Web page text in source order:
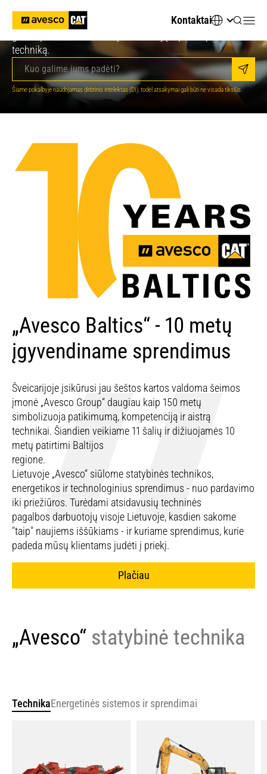
Kontaktai
Klauskite „Avesco DI“ – tai virtualus konsultantas, kuris
techniką.
Jūsų skaitmeninis AI patarėjas
Siųsti
Šiame pokalbyje naudojamas dirbtinis intelektas (DI), todėl atsakymai gali būti ne visada tikslūs.
„Avesco Baltics“ - 10 metų
įgyvendiname sprendimus
Šveicarijoje įsikūrusi jau šeštos kartos valdoma šeimos
įmonė „Avesco Group“ daugiau kaip 150 metų
simbolizuoja patikimumą, kompetenciją ir aistrą
technikai. Šiandien veikiame 11 šalių ir dižiuojamės 10
metų patirtimi Baltijos
regione.
Lietuvoje „Avesco“ siūlome statybinės technikos,
energetikos ir technologinius sprendimus - nuo pardavimo
iki priežiūros. Turėdami atsidavusių techninės
pagalbos darbuotojų visoje Lietuvoje, kasdien sakome
"taip" naujiems iššūkiams - ir kuriame sprendimus, kurie
padeda mūsų klientams judėti į priekį.
Plačiau
„Avesco“ statybinė technika
TechnikaEnergetinės sistemos ir sprendimai